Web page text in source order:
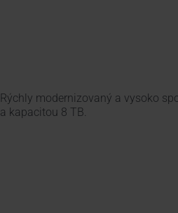
Rýchly modernizovaný a vysoko
a kapacitou 8 TB.